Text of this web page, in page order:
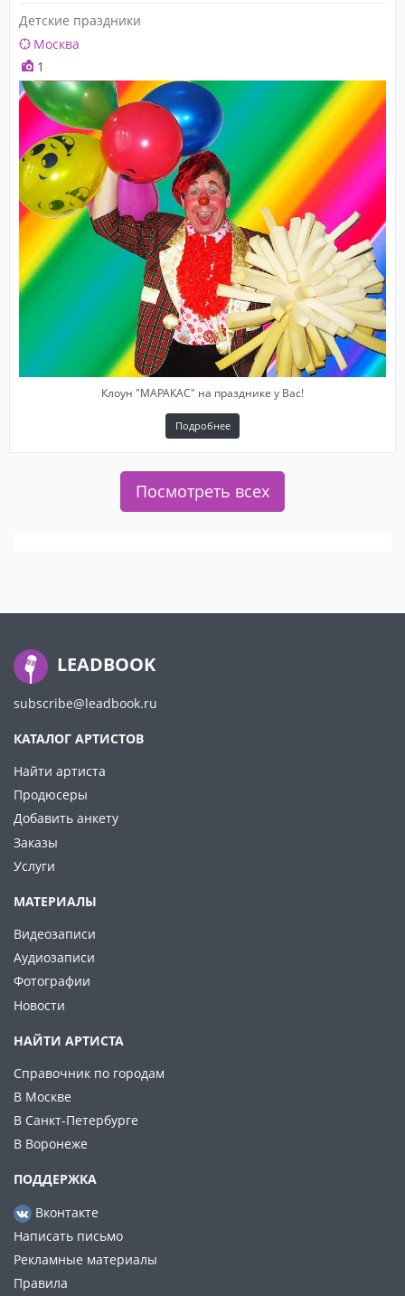
Детские праздники
Москва
1
Клоун "МАРАКАС" на празднике у Вас!
Подробнее
Посмотреть всех
LEADBOOK
subscribe@leadbook.ru
КАТАЛОГ АРТИСТОВ
Найти артиста
Продюсеры
Добавить анкету
Заказы
Услуги
МАТЕРИАЛЫ
Видеозаписи
Аудиозаписи
Фотографии
Новости
НАЙТИ АРТИСТА
Справочник по городам
В Москве
В Санкт-Петербурге
В Воронеже
ПОДДЕРЖКА
Вконтакте
Написать письмо
Рекламные материалы
Правила